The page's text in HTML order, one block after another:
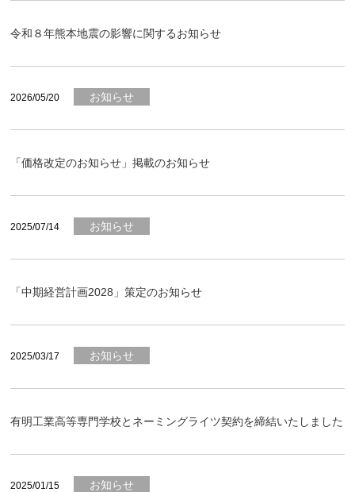
令和８年熊本地震の影響に関するお知らせ
2026/05/20 お知らせ
「価格改定のお知らせ」掲載のお知らせ
2025/07/14 お知らせ
「中期経営計画2028」策定のお知らせ
2025/03/17 お知らせ
有明工業高等専門学校とネーミングライツ契約を締結いたしました
2025/01/15 お知らせ